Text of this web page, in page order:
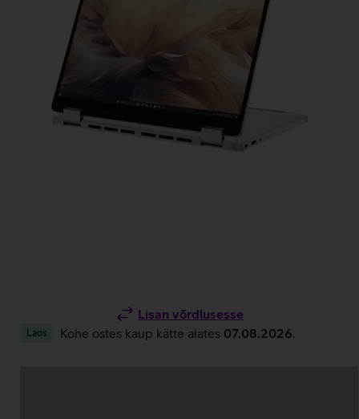
Lisan võrdlusesse
Laos Kohe ostes kaup kätte alates 07.08.2026